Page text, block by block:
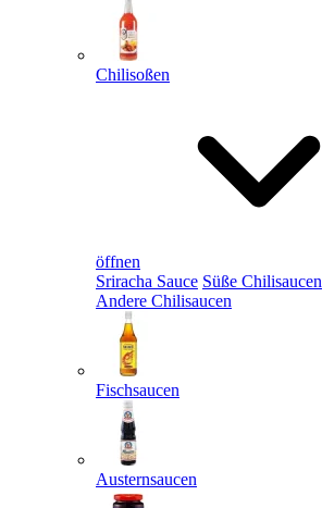
Chilisoßen
öffnen
Sriracha Sauce Süße Chilisaucen
Andere Chilisaucen
Fischsaucen
Austernsaucen